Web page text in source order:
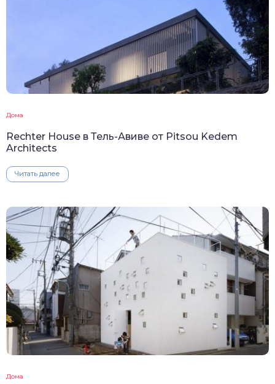
Дома
Rechter House в Тель-Авиве от Pitsou Kedem
Architects
Читать далее
Дома